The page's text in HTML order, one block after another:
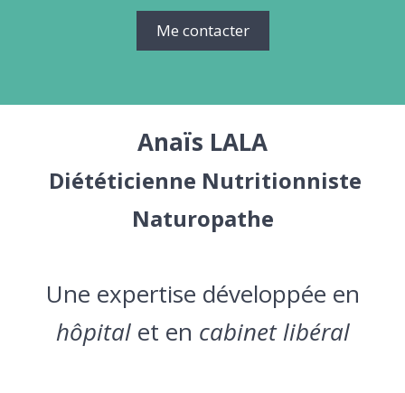
Me contacter
Anaïs LALA
Diététicienne Nutritionniste
Naturopathe
Une expertise développée en
hôpitalet en cabinet libéral